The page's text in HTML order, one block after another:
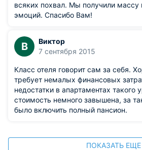
всяких похвал. Мы получили массу
эмоций. Спасибо Вам!
В
Виктор
7 сентября 2015
Класс отеля говорит сам за себя.
требует немалых финансовых
недостатки в апартаментах такого
стоимость немного завышена, за
было включить полный пансион.
ПОКАЗАТЬ ЕЩЕ